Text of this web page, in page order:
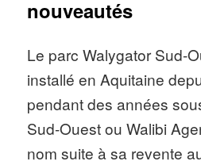
nouveautés
Le parc Walygator Sud-
installé en Aquitaine
pendant des années
Sud-Ouest ou Walibi
nom suite à sa revente